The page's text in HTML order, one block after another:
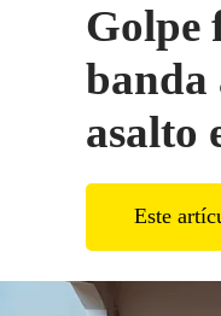
Golpe
banda
asalto
Este